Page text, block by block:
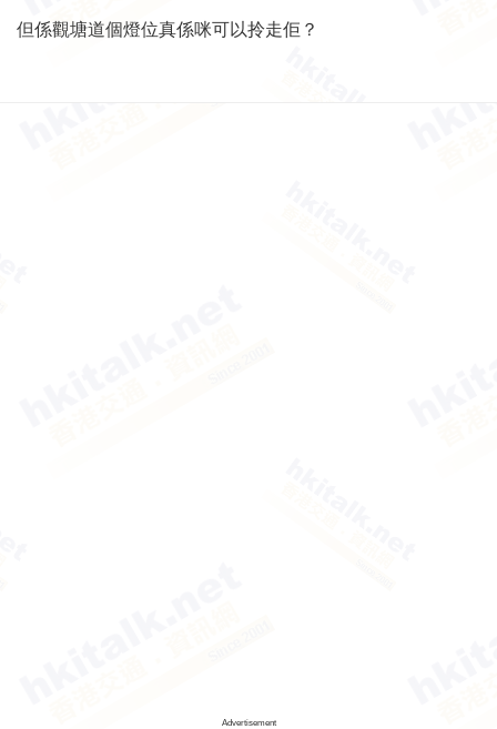
但係觀塘道個燈位真係咪可以拎走佢？
Advertisement